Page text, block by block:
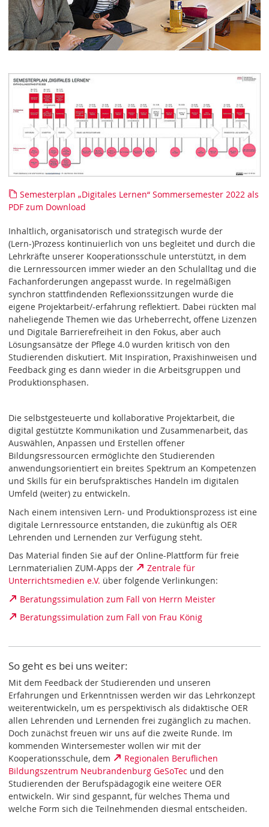
Semesterplan „Digitales Lernen“ Sommersemester 2022 als
PDF zum Download
Inhaltlich, organisatorisch und strategisch wurde der
(Lern-)Prozess kontinuierlich von uns begleitet und durch die
Lehrkräfte unserer Kooperationsschule unterstützt, in dem
die Lernressourcen immer wieder an den Schulalltag und die
Fachanforderungen angepasst wurde. In regelmäßigen
synchron stattfindenden Reflexionssitzungen wurde die
eigene Projektarbeit/-erfahrung reflektiert. Dabei rückten mal
naheliegende Themen wie das Urheberrecht, offene Lizenzen
und Digitale Barrierefreiheit in den Fokus, aber auch
Lösungsansätze der Pflege 4.0 wurden kritisch von den
Studierenden diskutiert. Mit Inspiration, Praxishinweisen und
Feedback ging es dann wieder in die Arbeitsgruppen und
Produktionsphasen.
Die selbstgesteuerte und kollaborative Projektarbeit, die
digital gestützte Kommunikation und Zusammenarbeit, das
Auswählen, Anpassen und Erstellen offener
Bildungsressourcen ermöglichte den Studierenden
anwendungsorientiert ein breites Spektrum an Kompetenzen
und Skills für ein berufspraktisches Handeln im digitalen
Umfeld (weiter) zu entwickeln.
Nach einem intensiven Lern- und Produktionsprozess ist eine
digitale Lernressource entstanden, die zukünftig als OER
Lehrenden und Lernenden zur Verfügung steht.
Das Material finden Sie auf der Online-Plattform für freie
Lernmaterialien ZUM-Apps der
Zentrale für
Unterrichtsmedien e.V. über folgende Verlinkungen:
Beratungssimulation zum Fall von Herrn Meister
Beratungssimulation zum Fall von Frau König
So geht es bei uns weiter:
Mit dem Feedback der Studierenden und unseren
Erfahrungen und Erkenntnissen werden wir das Lehrkonzept
weiterentwickeln, um es perspektivisch als didaktische OER
allen Lehrenden und Lernenden frei zugänglich zu machen.
Doch zunächst freuen wir uns auf die zweite Runde. Im
kommenden Wintersemester wollen wir mit der
Kooperationsschule, dem
Regionalen Beruflichen
Bildungszentrum Neubrandenburg GeSoTec und den
Studierenden der Berufspädagogik eine weitere OER
entwickeln. Wir sind gespannt, für welches Thema und
welche Form sich die Teilnehmenden diesmal entscheiden.